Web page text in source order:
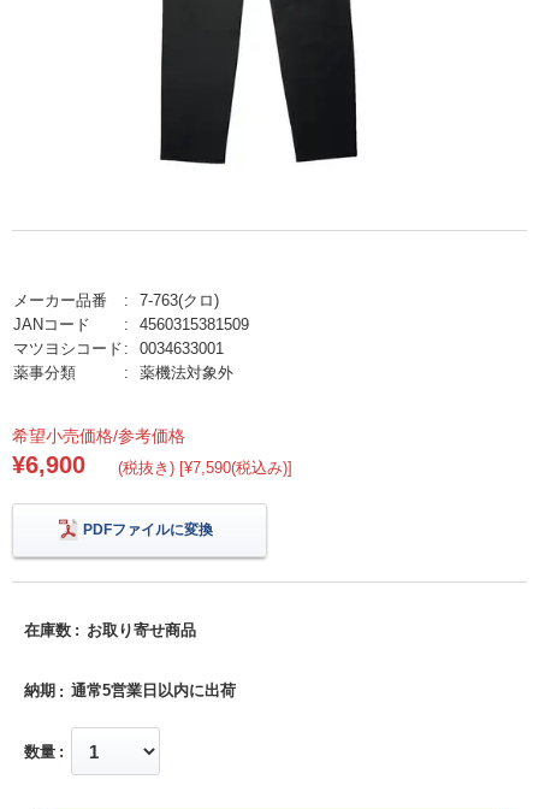
メーカー品番
7-763(クロ)
JANコード
4560315381509
マツヨシコード
0034633001
薬事分類
薬機法対象外
希望小売価格/参考価格
¥6,900 (税抜き) [¥7,590(税込み)]
PDFファイルに変換
在庫数 お取り寄せ商品
納期 通常5営業日以内に出荷
数量